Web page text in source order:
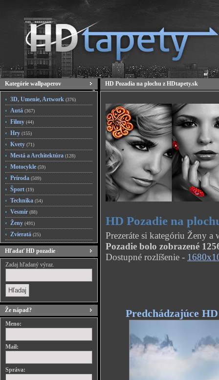
Kategórie wallpaperov
3D, Umenie, Artwork (376)
Autá (367)
Filmy (44)
Hry (155)
Kvety (71)
Mestá a Architektúra (128)
Motocykle (59)
Príroda (509)
Šport (19)
Technika (54)
Vesmír (88)
Ženy (491)
Zvieratá (25)
Hľadať HD pozadie
Zadaj hľadaný výraz.
Že nápad?
Meno:
Mail:
Správa:
HD Pozadia na plochu z HDtapety.sk
HD Pozadie na
Prezeráte si kategóriu Ženy
Pozadie bolo zobrazené
Dostupné rozlíšenie -
Predchádzajúce